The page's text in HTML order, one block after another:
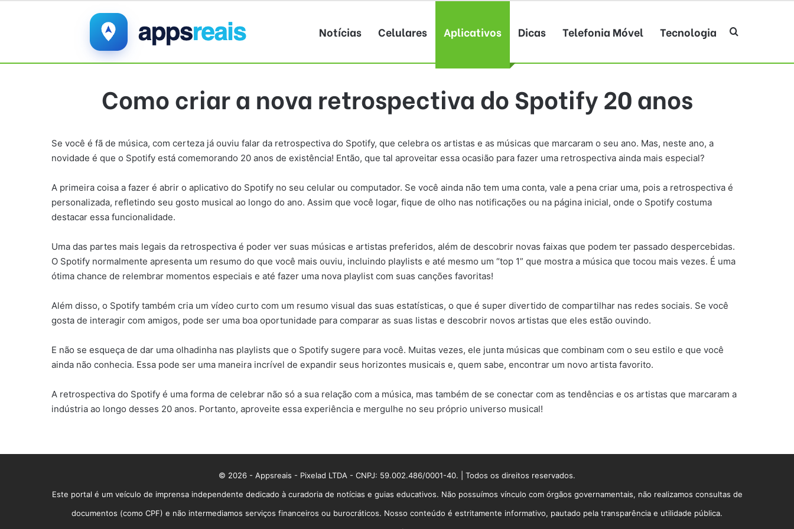
Notícias Celulares Aplicativos Dicas Telefonia Móvel Tecnologia Procurar por
Como criar a nova retrospectiva do Spotify 20 anos
Se você é fã de música, com certeza já ouviu falar da retrospectiva do Spotify, que celebra os artistas e as músicas que marcaram o seu ano. Mas, neste ano, a
novidade é que o Spotify está comemorando 20 anos de existência! Então, que tal aproveitar essa ocasião para fazer uma retrospectiva ainda mais especial?
A primeira coisa a fazer é abrir o aplicativo do Spotify no seu celular ou computador. Se você ainda não tem uma conta, vale a pena criar uma, pois a retrospectiva é
personalizada, refletindo seu gosto musical ao longo do ano. Assim que você logar, fique de olho nas notificações ou na página inicial, onde o Spotify costuma
destacar essa funcionalidade.
Uma das partes mais legais da retrospectiva é poder ver suas músicas e artistas preferidos, além de descobrir novas faixas que podem ter passado despercebidas.
O Spotify normalmente apresenta um resumo do que você mais ouviu, incluindo playlists e até mesmo um “top 1” que mostra a música que tocou mais vezes. É uma
ótima chance de relembrar momentos especiais e até fazer uma nova playlist com suas canções favoritas!
Além disso, o Spotify também cria um vídeo curto com um resumo visual das suas estatísticas, o que é super divertido de compartilhar nas redes sociais. Se você
gosta de interagir com amigos, pode ser uma boa oportunidade para comparar as suas listas e descobrir novos artistas que eles estão ouvindo.
E não se esqueça de dar uma olhadinha nas playlists que o Spotify sugere para você. Muitas vezes, ele junta músicas que combinam com o seu estilo e que você
ainda não conhecia. Essa pode ser uma maneira incrível de expandir seus horizontes musicais e, quem sabe, encontrar um novo artista favorito.
A retrospectiva do Spotify é uma forma de celebrar não só a sua relação com a música, mas também de se conectar com as tendências e os artistas que marcaram a
indústria ao longo desses 20 anos. Portanto, aproveite essa experiência e mergulhe no seu próprio universo musical!
© 2026 - Appsreais - Pixelad LTDA - CNPJ: 59.002.486/0001-40. | Todos os direitos reservados.
Este portal é um veículo de imprensa independente dedicado à curadoria de notícias e guias educativos. Não possuímos vínculo com órgãos governamentais, não realizamos consultas de
documentos (como CPF) e não intermediamos serviços financeiros ou burocráticos. Nosso conteúdo é estritamente informativo, pautado pela transparência e utilidade pública.